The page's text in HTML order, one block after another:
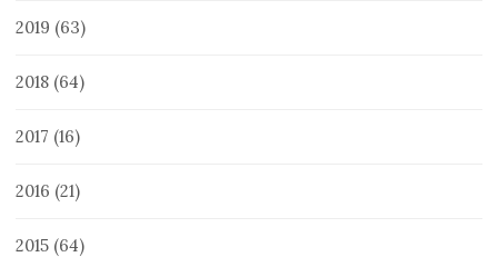
2019 (63)
2018 (64)
2017 (16)
2016 (21)
2015 (64)